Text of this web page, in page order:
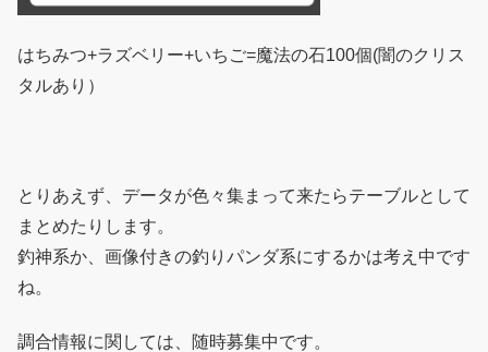
はちみつ+ラズベリー+いちご=魔法の石100個(闇のクリス
タルあり）
とりあえず、データが色々集まって来たらテーブルとして
まとめたりします。
釣神系か、画像付きの釣りパンダ系にするかは考え中です
ね。
調合情報に関しては、随時募集中です。